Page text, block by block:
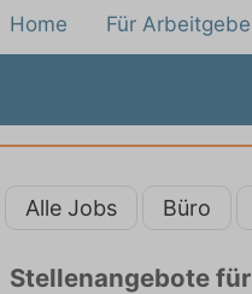
Home Für
Alle Jobs Büro
Stellenangebote